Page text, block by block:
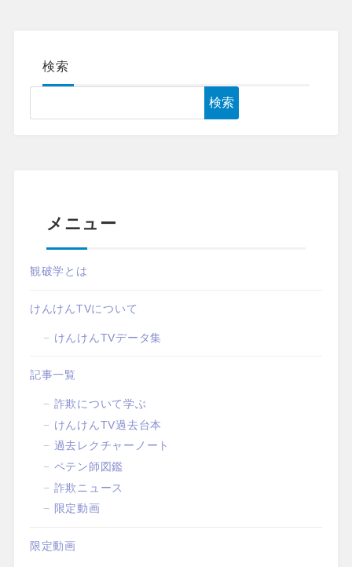
検索
検索
メニュー
観破学とは
けんけんTVについて
けんけんTVデータ集
記事一覧
詐欺について学ぶ
けんけんTV過去台本
過去レクチャーノート
ペテン師図鑑
詐欺ニュース
限定動画
限定動画